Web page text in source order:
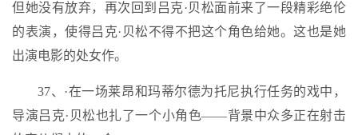
但她没有放弃，再次回到吕克·贝松面前来了一段精彩绝伦
的表演，使得吕克·贝松不得不把这个角色给她。这也是她
出演电影的处女作。
37、·在一场莱昂和玛蒂尔德为托尼执行任务的戏中，
导演吕克·贝松也扎了一个小角色——背景中众多正在射击